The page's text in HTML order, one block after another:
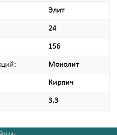
Элит
24
156
Монолит
Кирпич
3.3